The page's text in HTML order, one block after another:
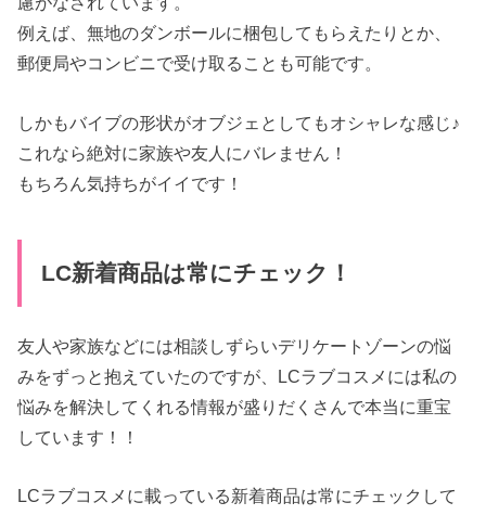
例えば、無地のダンボールに梱包してもらえたりとか、
郵便局やコンビニで受け取ることも可能です。
しかもバイブの形状がオブジェとしてもオシャレな感じ♪
これなら絶対に家族や友人にバレません！
もちろん気持ちがイイです！
LC新着商品は常にチェック！
友人や家族などには相談しずらいデリケートゾーンの悩
みをずっと抱えていたのですが、LCラブコスメには私の
悩みを解決してくれる情報が盛りだくさんで本当に重宝
しています！！
LCラブコスメに載っている新着商品は常にチェックして